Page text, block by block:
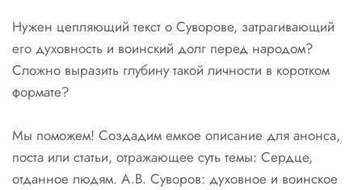
Нужен цепляющий текст о Суворове, затрагивающий
его духовность и воинский долг перед народом?
Сложно выразить глубину такой личности в коротком
формате?
Мы поможем! Создадим емкое описание для анонса,
поста или статьи, отражающее суть темы: Сердце,
отданное людям. А.В. Суворов: духовное и воинское